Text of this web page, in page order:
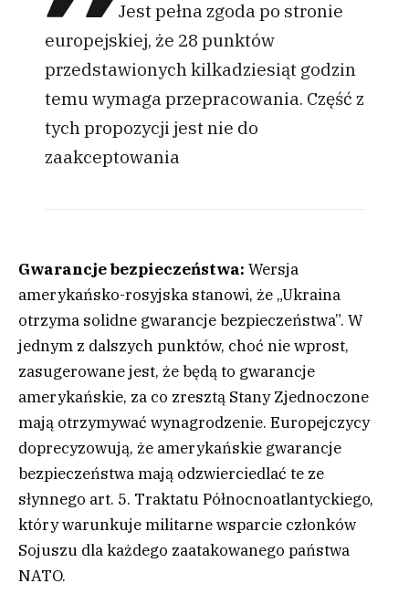
Jest pełna zgoda po stronie
europejskiej, że 28 punktów
przedstawionych kilkadziesiąt godzin
temu wymaga przepracowania. Część z
tych propozycji jest nie do
zaakceptowania
Gwarancje bezpieczeństwa: Wersja
amerykańsko-rosyjska stanowi, że „Ukraina
otrzyma solidne gwarancje bezpieczeństwa”. W
jednym z dalszych punktów, choć nie wprost,
zasugerowane jest, że będą to gwarancje
amerykańskie, za co zresztą Stany Zjednoczone
mają otrzymywać wynagrodzenie. Europejczycy
doprecyzowują, że amerykańskie gwarancje
bezpieczeństwa mają odzwierciedlać te ze
słynnego art. 5. Traktatu Północnoatlantyckiego,
który warunkuje militarne wsparcie członków
Sojuszu dla każdego zaatakowanego państwa
NATO.